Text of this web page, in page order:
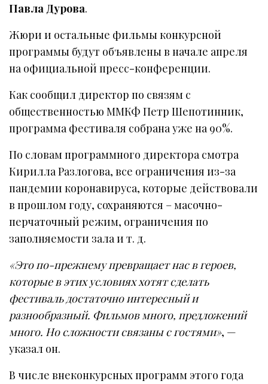
Павла Дурова.
Жюри и остальные фильмы конкурсной
программы будут объявлены в начале апреля
на официальной пресс-конференции.
Как сообщил директор по связям с
общественностью ММКФ Петр Шепотинник,
программа фестиваля собрана уже на 90%.
По словам программного директора смотра
Кирилла Разлогова, все ограничения из-за
пандемии коронавируса, которые действовали
в прошлом году, сохраняются – масочно-
перчаточный режим, ограничения по
заполняемости зала и т. д.
«Это по-прежнему превращает нас в героев,
которые в этих условиях хотят сделать
фестиваль достаточно интересный и
разнообразный. Фильмов много, предложений
много. Но сложности связаны с гостями», —
указал он.
В числе внеконкурсных программ этого года